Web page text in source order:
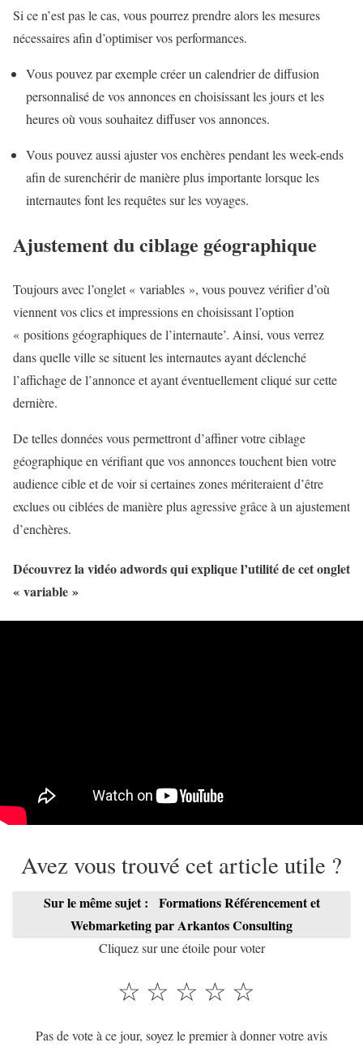
Si ce n’est pas le cas, vous pourrez prendre alors les mesures
nécessaires afin d’optimiser vos performances.
Vous pouvez par exemple créer un calendrier de diffusion
personnalisé de vos annonces en choisissant les jours et les
heures où vous souhaitez diffuser vos annonces.
Vous pouvez aussi ajuster vos enchères pendant les week-ends
afin de surenchérir de manière plus importante lorsque les
internautes font les requêtes sur les voyages.
Ajustement du ciblage géographique
Toujours avec l’onglet « variables », vous pouvez vérifier d’où
viennent vos clics et impressions en choisissant l’option
« positions géographiques de l’internaute’. Ainsi, vous verrez
dans quelle ville se situent les internautes ayant déclenché
l’affichage de l’annonce et ayant éventuellement cliqué sur cette
dernière.
De telles données vous permettront d’affiner votre ciblage
géographique en vérifiant que vos annonces touchent bien votre
audience cible et de voir si certaines zones mériteraient d’être
exclues ou ciblées de manière plus agressive grâce à un ajustement
d’enchères.
Découvrez la vidéo adwords qui explique l’utilité de cet onglet
« variable »
Avez vous trouvé cet article utile ?
Sur le même sujet :
Formations Référencement et
Webmarketing par Arkantos Consulting
Cliquez sur une étoile pour voter
☆
☆
☆
☆
☆
Pas de vote à ce jour, soyez le premier à donner votre avis